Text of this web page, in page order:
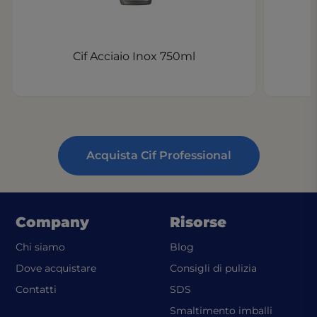
Cif Acciaio Inox 750ml
Acquista Cif Professional
Company
Chi siamo
Dove acquistare
Contatti
Risorse
Blog
Consigli di pulizia
SDS
Smaltimento imballi